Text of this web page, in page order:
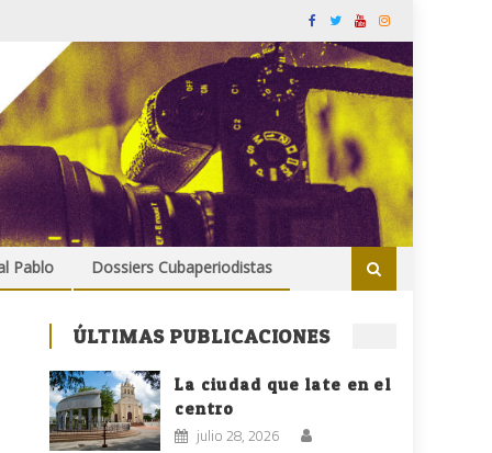
Pablo Dossiers Cubaperiodistas
ÚLTIMAS PUBLICACIONES
La ciudad que late en el
centro
julio 28, 2026